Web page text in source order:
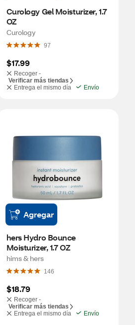
Curology Gel Moisturizer, 1.7
OZ
Curology
97
$17.99
Recoger -
Verificar más tiendas
Entrega el mismo día
Envío
Agregar
hers Hydro Bounce
Moisturizer, 1.7 OZ
hims & hers
146
$18.79
Recoger -
Verificar más tiendas
Entrega el mismo día
Envío